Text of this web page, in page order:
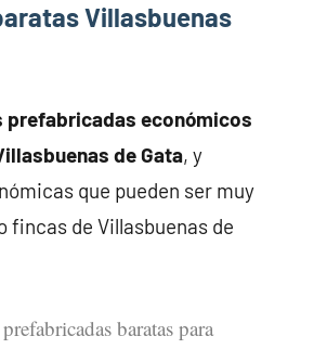
Villasbuenas
prefabricadas económicos
de Gata, y
que pueden ser muy
fincas de Villasbuenas de
baratas para